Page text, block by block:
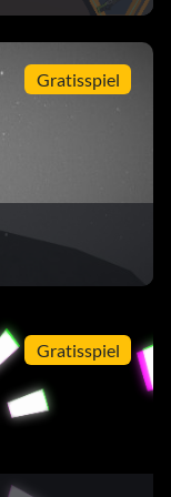
Gratisspiel
Gratisspiel